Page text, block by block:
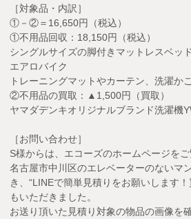
［対象品・内訳］
①－②＝16,650円（税込）
①不用品回収：18,150円（税込）
シングルサイズの脚付きマットレスベッド
エアロバイク
トレーニングマットやカーテン、洗濯
②不用品の買取：▲1,500円（買取）
ヤマダデンキオリジナルブランド洗濯機
［お問い合わせ］
S様からは、エコーズのホームページを
名古屋市中川区のエレベーターのないマ
き、“LINEで簡単見積りをお願いします
もいただきました。
お送り頂いた見積り対象の物品の画像を